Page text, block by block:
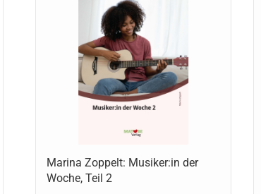
Marina Zoppelt: Musiker:in der
Woche, Teil 2